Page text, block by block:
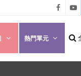
悠遊
墾丁
粉絲
墾丁
熱門單元